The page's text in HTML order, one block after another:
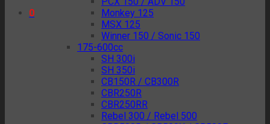
0
Monkey 125
MSX 125
Winner 150 / Sonic 150
175-600cc
SH 300i
SH 350i
CB150R / CB300R
CBR250R
CBR250RR
Rebel 300 / Rebel 500